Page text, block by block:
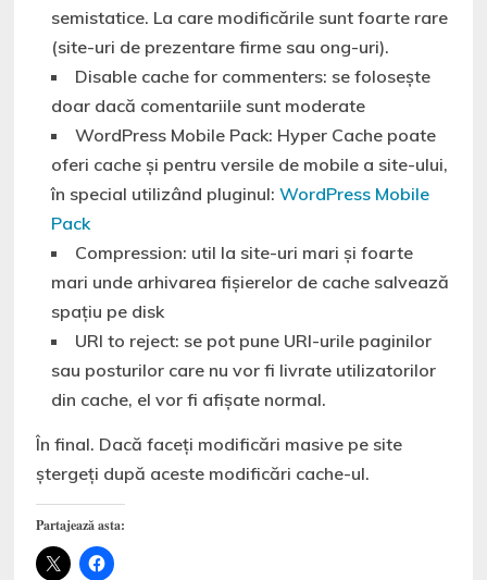
semistatice. La care modificările sunt foarte rare
(site-uri de prezentare firme sau ong-uri).
Disable cache for commenters: se folosește
doar dacă comentariile sunt moderate
WordPress Mobile Pack: Hyper Cache poate
oferi cache și pentru versile de mobile a site-ului,
în special utilizând pluginul:WordPress Mobile
Pack
Compression: util la site-uri mari și foarte
mari unde arhivarea fișierelor de cache salvează
spațiu pe disk
URI to reject: se pot pune URI-urile paginilor
sau posturilor care nu vor fi livrate utilizatorilor
din cache, el vor fi afișate normal.
În final. Dacă faceți modificări masive pe site
ștergeți după aceste modificări cache-ul.
Partajează asta: